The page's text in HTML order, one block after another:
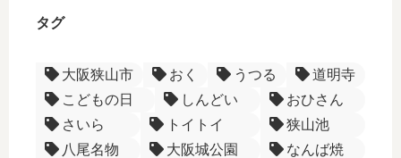
タグ
大阪狭山市 おく うつる
道明寺
こどもの日
しんどい
おひさん
さいら
トイトイ
狭山池
八尾名物
大阪城公園
なんば焼